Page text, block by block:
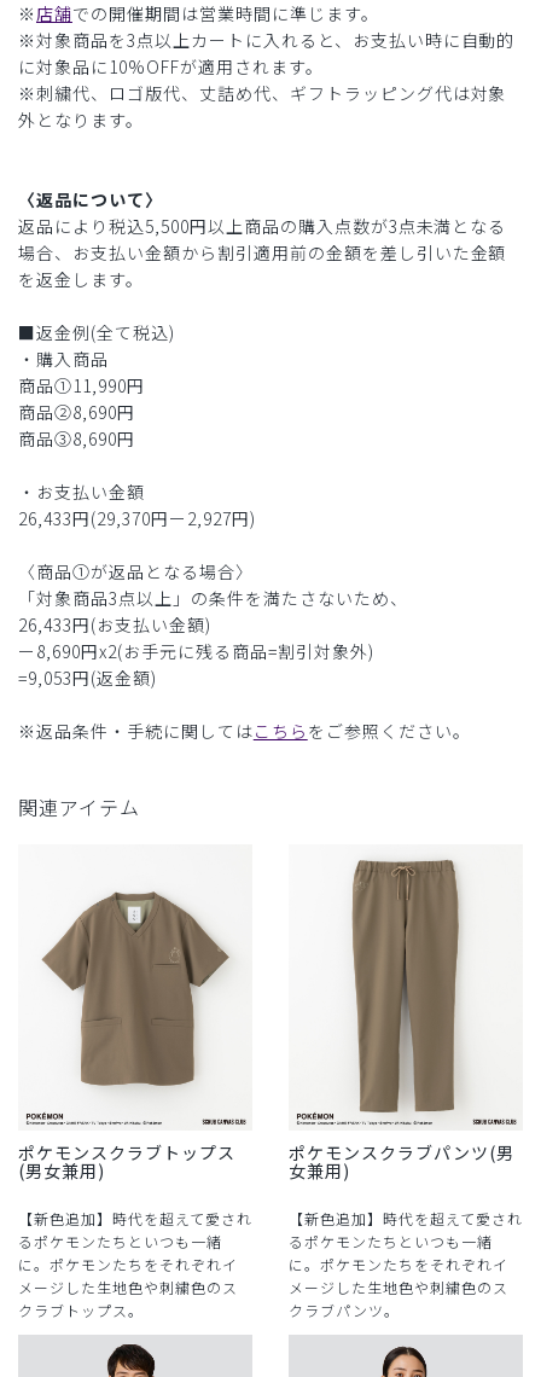
※店舗での開催期間は営業時間に準じます。
※対象商品を3点以上カートに入れると、お支払い時に自動的
に対象品に10%OFFが適用されます。
※刺繍代、ロゴ版代、丈詰め代、ギフトラッピング代は対象
外となります。
〈返品について〉
返品により税込5,500円以上商品の購入点数が3点未満となる
場合、お支払い金額から割引適用前の金額を差し引いた金額
を返金します。
■返金例(全て税込)
・購入商品
商品①11,990円
商品②8,690円
商品③8,690円
・お支払い金額
26,433円(29,370円ー2,927円)
〈商品①が返品となる場合〉
「対象商品3点以上」の条件を満たさないため、
26,433円(お支払い金額)
ー8,690円x2(お手元に残る商品=割引対象外)
=9,053円(返金額)
※返品条件・手続に関してはこちら をご参照ください。
関連アイテム
ポケモンスクラブトップス
(男女兼用)
【新色追加】時代を超えて愛され
るポケモンたちといつも一緒
に。ポケモンたちをそれぞれイ
メージした生地色や刺繍色のス
クラブトップス。
ポケモンスクラブパンツ(男
女兼用)
【新色追加】時代を超えて愛され
るポケモンたちといつも一緒
に。ポケモンたちをそれぞれイ
メージした生地色や刺繍色のス
クラブパンツ。